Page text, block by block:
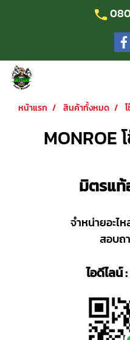
หน้าแรก สินค้าทั้งหมด
มิตรแท้
จำหน่ายอะไ
สอบถ
ไอดีไลน์ :